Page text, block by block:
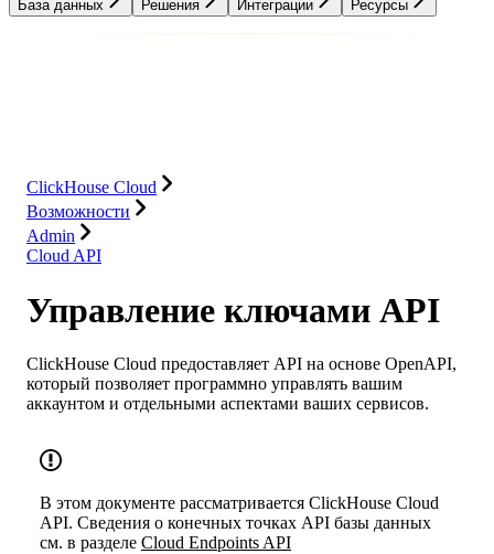
База данных Решения Интеграции Ресурсы
ClickHouse Cloud
Возможности
Admin
Cloud API
Управление ключами API
ClickHouse Cloud предоставляет API на основе OpenAPI,
который позволяет программно управлять вашим
аккаунтом и отдельными аспектами ваших сервисов.
В этом документе рассматривается ClickHouse Cloud
API. Сведения о конечных точках API базы данных
см. в разделе Cloud Endpoints API